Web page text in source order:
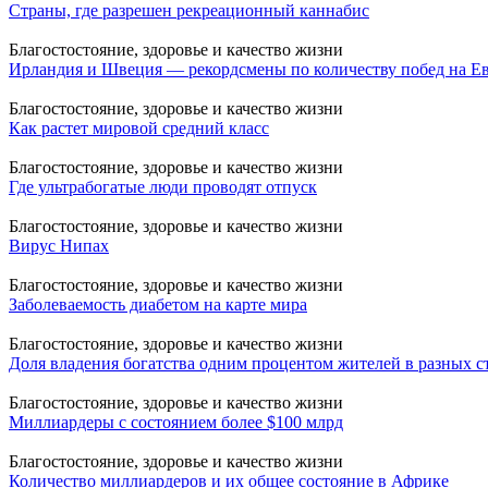
Страны, где разрешен рекреационный каннабис
Благостостояние, здоровье и качество жизни
Ирландия и Швеция — рекордсмены по количеству побед на
Благостостояние, здоровье и качество жизни
Как растет мировой средний класс
Благостостояние, здоровье и качество жизни
Где ультрабогатые люди проводят отпуск
Благостостояние, здоровье и качество жизни
Вирус Нипах
Благостостояние, здоровье и качество жизни
Заболеваемость диабетом на карте мира
Благостостояние, здоровье и качество жизни
Доля владения богатства одним процентом жителей в разных
Благостостояние, здоровье и качество жизни
Миллиардеры с состоянием более $100 млрд
Благостостояние, здоровье и качество жизни
Количество миллиардеров и их общее состояние в Африке